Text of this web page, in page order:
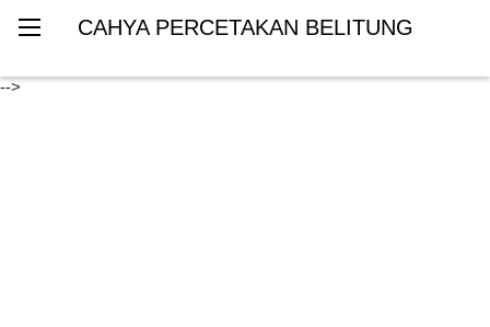
-->
CAHYA PERCETAKAN BELITUNG